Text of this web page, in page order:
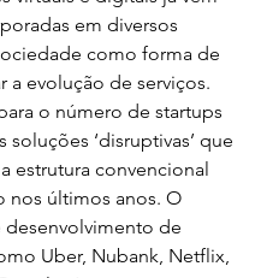
em diversos
como forma de
a evolução de serviços.
o número de startups
soluções ‘disruptivas’ que
estrutura convencional
nos últimos anos. O
desenvolvimento de
Uber, Nubank, Netflix,